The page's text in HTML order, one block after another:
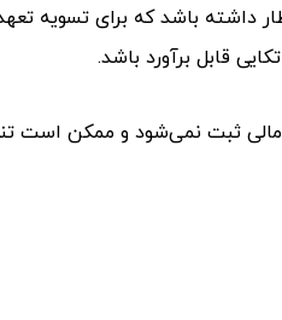
داشته باشد که برای تسویه
قابل برآورد باشد.
مالی ثبت نمی‌شود و ممکن است